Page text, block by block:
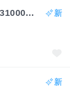
高雄(中區)-(仁武區)生活秘書(早班)-31000-33000元/週休二日、國定假日排休-趙經理